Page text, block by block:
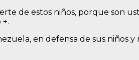
de estos niños, porque son
en defensa de sus niños y